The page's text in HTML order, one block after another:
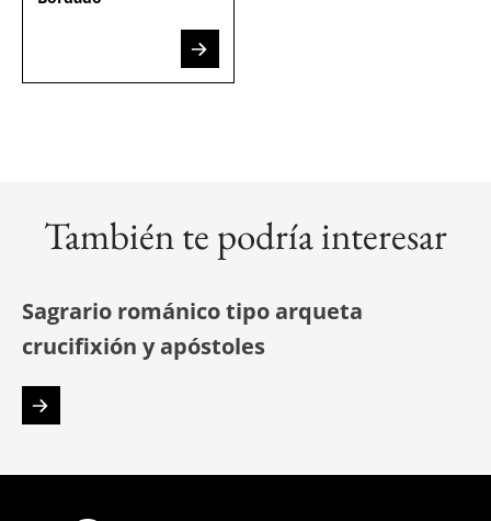
También te podría interesar
Sagrario románico tipo arqueta
crucifixión y apóstoles